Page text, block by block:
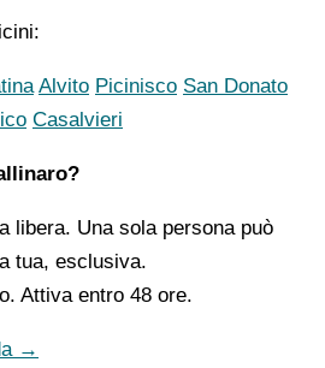
Alvito Picinisco San Donato
Casalvieri
libera. Una sola persona può
tua, esclusiva.
Attiva entro 48 ore.
→